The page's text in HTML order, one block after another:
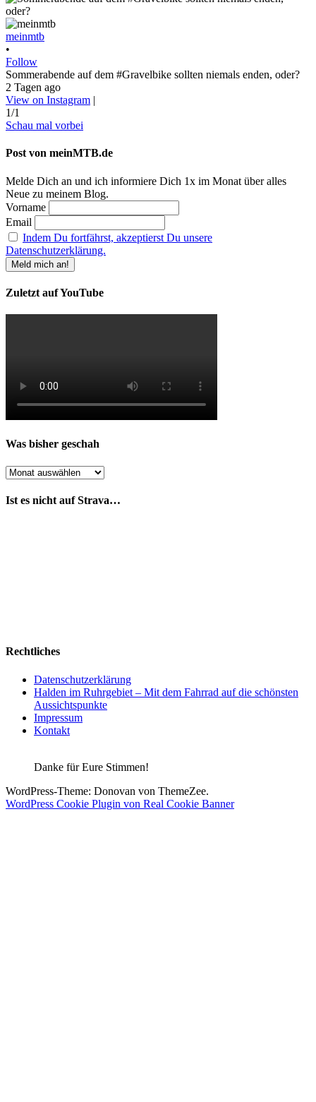
meinmtb
•
Follow
Sommerabende auf dem #Gravelbike sollten niemals enden, oder?
2 Tagen ago
View on Instagram |
1/1
Schau mal vorbei
Post von meinMTB.de
Melde Dich an und ich informiere Dich 1x im Monat über alles
Neue zu meinem Blog.
Vorname
Email
Indem Du fortfährst, akzeptierst Du unsere
Datenschutzerklärung.
Zuletzt auf YouTube
Was bisher geschah
Was
geschah
Ist es nicht auf Strava…
Rechtliches
Datenschutzerklärung
Halden im Ruhrgebiet – Mit dem Fahrrad auf die schönsten
Aussichtspunkte
Impressum
Kontakt
Danke für Eure Stimmen!
WordPress-Theme: Donovan von ThemeZee.
WordPress Cookie Plugin von Real Cookie Banner